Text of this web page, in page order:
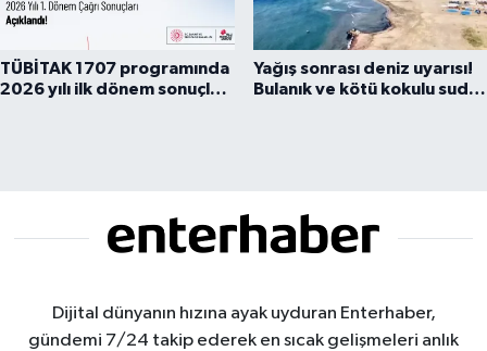
TÜBİTAK 1707 programında
2026 yılı ilk dönem sonuçları
Yağış sonrası deniz uyarısı!
Bulanık ve kötü kokulu suda
Dijital dünyanın hızına ayak uyduran Enterhaber,
gündemi 7/24 takip ederek en sıcak gelişmeleri anlık